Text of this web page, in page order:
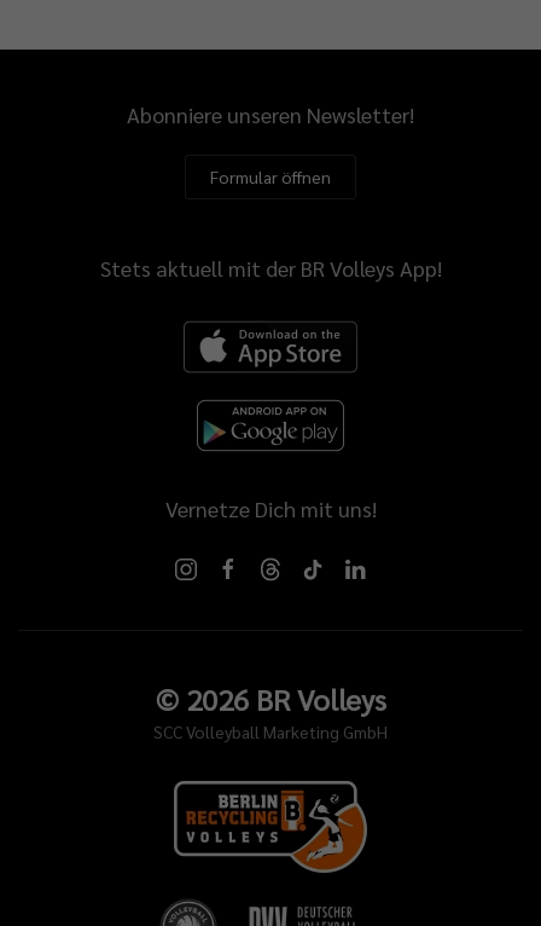
Abonniere unseren Newsletter!
Formular öffnen
Stets aktuell mit der BR Volleys App!
Vernetze Dich mit uns!
© 2026BR Volleys
SCC Volleyball Marketing GmbH